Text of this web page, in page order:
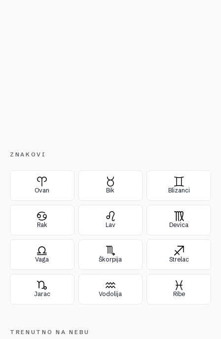
ZNAKOVI
Ovan Bik Blizanci
Rak Lav Devica
Vaga Škorpija Strelac
Jarac Vodolija Ribe
TRENUTNO NA NEBU